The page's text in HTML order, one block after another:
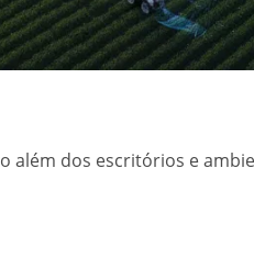
dos escritórios e